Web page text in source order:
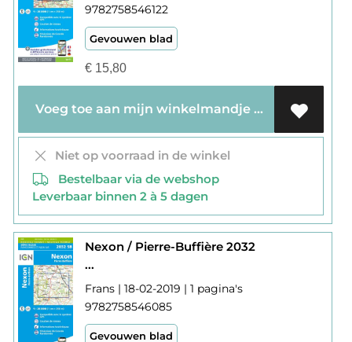
9782758546122
Gevouwen blad
€15,80
Voeg toe aan mijn winkelmandje
Niet op voorraad in de winkel
Bestelbaar via de webshop
Leverbaar binnen 2 à 5 dagen
Nexon / Pierre-Buffière 2032
...
Frans | 18-02-2019 | 1 pagina's
9782758546085
Gevouwen blad